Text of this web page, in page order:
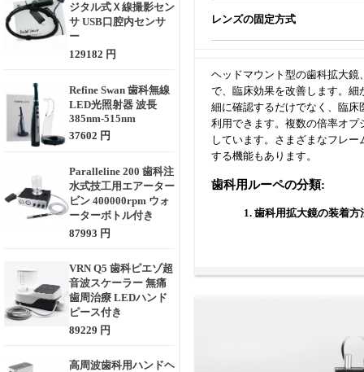
ジタル式Ｘ線撮影セン
サ USB口腔内センサ
ー
129182 円
Refine Swan 歯科無線
LED光照射器 波長
385nm-515nm
37602 円
Paralleline 200 歯科注
水式技工用エアーター
ビン 400000rpm ウォ
ーターボトル付き
87993 円
VRN Q5 歯科ピエゾ超
音波スケーラー 無痛
歯周治療 LEDハンド
ピース付き
89229 円
高周波歯科用ハンドヘ
レンズの固定方式
ヘッドマウント型の歯科拡大
で、臨床効果を改善します。
細に確認するだけでなく、臨
利用できます。複数の倍率オ
しています。さまざまなフレ
する機能もあります。
歯科用ルーペの分類:
1. 歯科用拡大鏡の装着
2.歯科用ルーペの光学原
ケプラー式ルー